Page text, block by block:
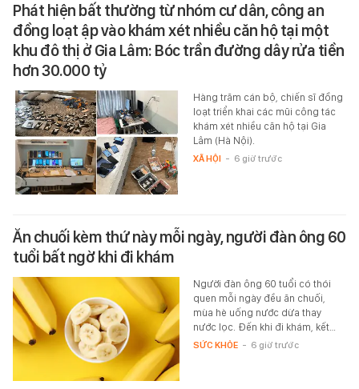
Phát hiện bất thường từ nhóm cư dân, công an
đồng loạt ập vào khám xét nhiều căn hộ tại một
khu đô thị ở Gia Lâm: Bóc trần đường dây rửa tiền
hơn 30.000 tỷ
Hàng trăm cán bộ, chiến sĩ đồng
loạt triển khai các mũi công tác
khám xét nhiều căn hộ tại Gia
Lâm (Hà Nội).
XÃ HỘI - 6 giờ trước
Ăn chuối kèm thứ này mỗi ngày, người đàn ông 60
tuổi bất ngờ khi đi khám
Người đàn ông 60 tuổi có thói
quen mỗi ngày đều ăn chuối,
mùa hè uống nước dừa thay
nước lọc. Đến khi đi khám, kết…
SỨC KHỎE - 6 giờ trước